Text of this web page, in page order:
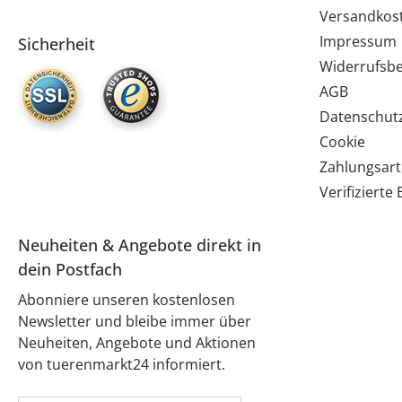
Sicherheit
Impressum
AGB
Cookie
Verifizierte
Neuheiten & Angebote direkt in
dein Postfach
Abonniere unseren kostenlosen
Newsletter und bleibe immer über
Neuheiten, Angebote und Aktionen
von tuerenmarkt24 informiert.